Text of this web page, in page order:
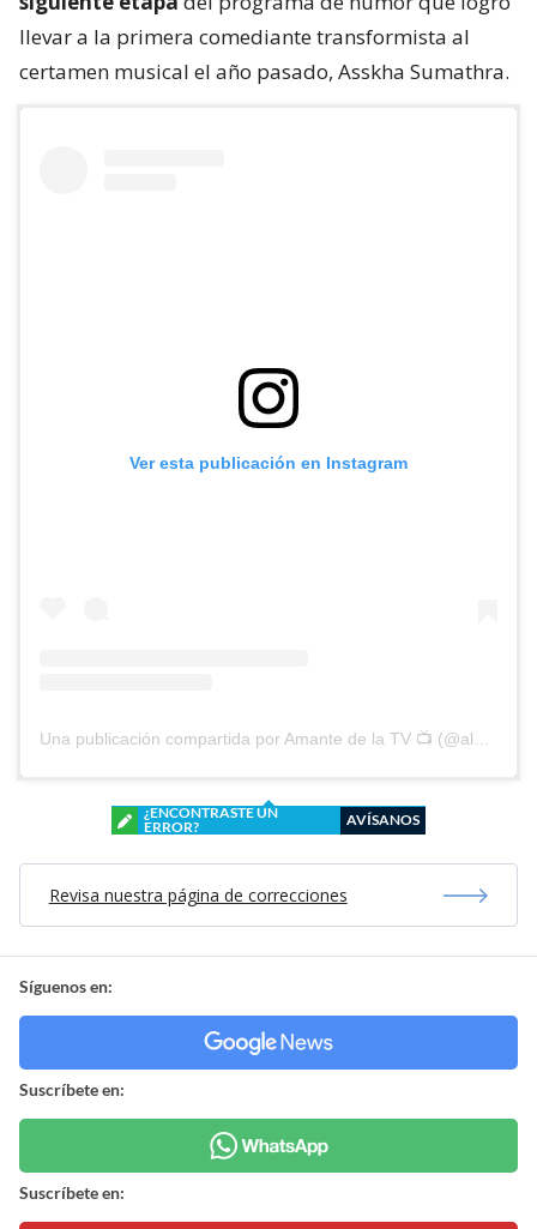
llevar a la primera comediante transformista al
certamen musical el año pasado, Asskha Sumathra.
Ver esta publicación en Instagram
Una publicación compartida por Amante de la TV 📺 (@alguien_te_observa)
¿ENCONTRASTE UN
ERROR?
AVÍSANOS
Revisa nuestra página de correcciones
Síguenos en:
Suscríbete en:
Suscríbete en: